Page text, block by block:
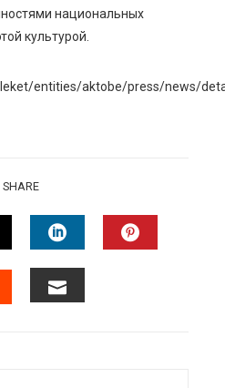
национальных
культурой.
entities/aktobe/press/news/
SHARE
LINKEDIN